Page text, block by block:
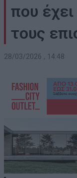
που
τους
28/03/2026 , 14:48